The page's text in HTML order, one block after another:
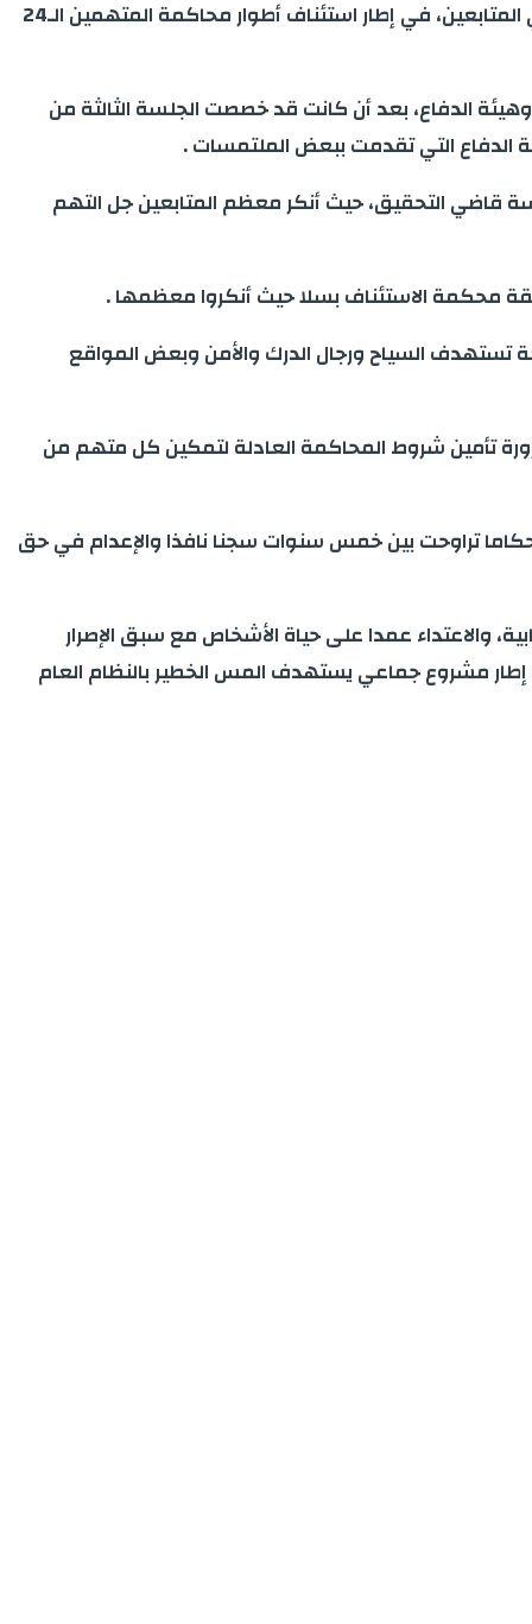
واصلت غرفة الجنايات الاستئنافية بمحكمة الاستئناف بملحقة سلا، كدرجة ثانية من التقاضي أمس الأربعاء، الاستماع إلى باقي المتابعين، في إطار استئناف أطوار محاكمة المتهمين الـ24
الدفاع، بعد أن كانت قد خصصت الجلسة الثالثة من
قاضي التحقيق، حيث أنكر معظم المتابعين جل التهم
محكمة الاستئناف بسلا حيث أنكروا معظمها .
داخل المملكة تستهدف السياح ورجال الدرك والأمن وبعض المواقع
تأمين شروط المحاكمة العادلة لتمكين كل متهم من
الإرهاب بملحقة محكمة الاستئناف بسلا قد أصدرت، في 18 يوليوز الماضي، أحكاما تراوحت بين خمس سنوات سجنا نافذا والإعدام في حق
والاعتداء عمدا على حياة الأشخاص مع سبق الإصرار
إطار مشروع جماعي يستهدف المس الخطير بالنظام العام